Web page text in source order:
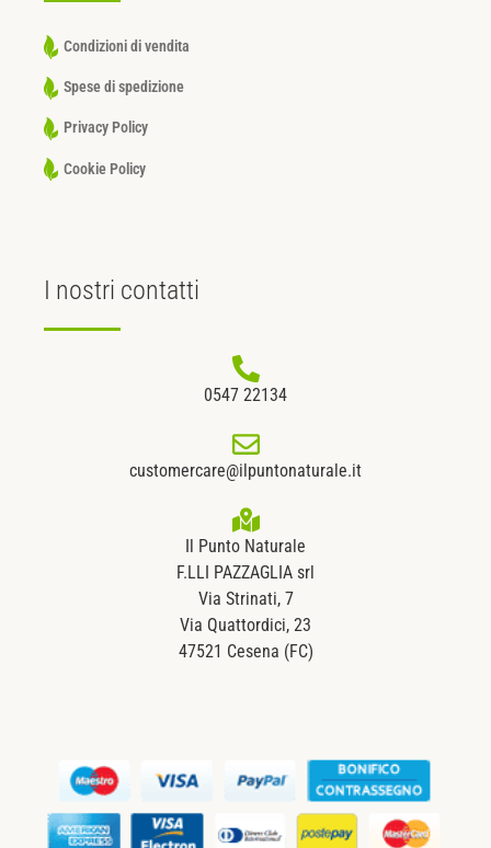
Condizioni di vendita
Spese di spedizione
Privacy Policy
Cookie Policy
I nostri contatti
0547 22134
customercare@ilpuntonaturale.it
Il Punto Naturale
F.LLI PAZZAGLIA srl
Via Strinati, 7
Via Quattordici, 23
47521 Cesena (FC)